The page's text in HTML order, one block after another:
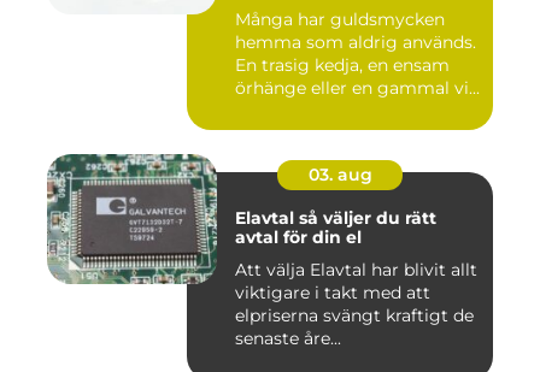
Många har guldsmycken
hemma som aldrig används.
En trasig kedja, en ensam
örhänge eller en gammal vi...
03. aug
Elavtal så väljer du rätt
avtal för din el
Att välja Elavtal har blivit allt
viktigare i takt med att
elpriserna svängt kraftigt de
senaste åre...